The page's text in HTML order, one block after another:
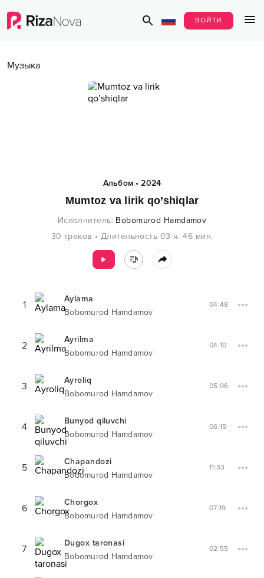
ВОЙТИ
Музыка
Альбом•2024
Mumtoz va lirik qo’shiqlar
Исполнитель: Bobomurod Hamdamov
30 треков • Длительность 03 ч. 46 мин.
1
Aylama
Bobomurod Hamdamov
04:48
2
Ayrilma
Bobomurod Hamdamov
04:10
3
Ayroliq
Bobomurod Hamdamov
05:06
4
Bunyod qiluvchi
Bobomurod Hamdamov
06:15
5
Chapandozi
Bobomurod Hamdamov
11:33
6
Chorgox
Bobomurod Hamdamov
07:19
7
Dugox taronasi
Bobomurod Hamdamov
02:55